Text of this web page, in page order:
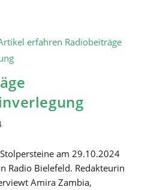
am 29.10.2024
Radio Bielefeld. Redakteurin
Amira Zambia,